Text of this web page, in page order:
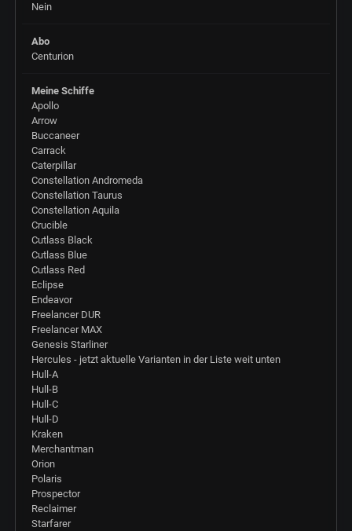
Nein
Abo
Centurion
Meine Schiffe
Apollo
Arrow
Buccaneer
Carrack
Caterpillar
Constellation Andromeda
Constellation Taurus
Constellation Aquila
Crucible
Cutlass Black
Cutlass Blue
Cutlass Red
Eclipse
Endeavor
Freelancer DUR
Freelancer MAX
Genesis Starliner
Hercules - jetzt aktuelle Varianten in der Liste weit unten
Hull-A
Hull-B
Hull-C
Hull-D
Kraken
Merchantman
Orion
Polaris
Prospector
Reclaimer
Starfarer